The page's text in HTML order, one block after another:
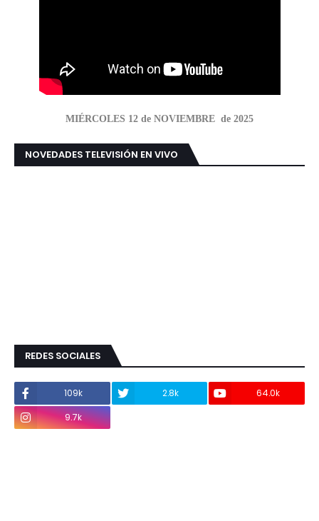
MIÉRCOLES 12 de NOVIEMBRE de 2025
NOVEDADES TELEVISIÓN EN VIVO
REDES SOCIALES
109k 2.8k
64.0k
9.7k